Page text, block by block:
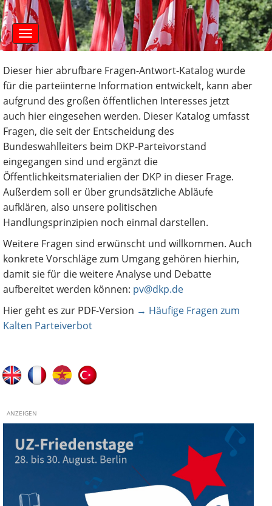
M
a
i
n
e
n
u
S
k
i
p
o
c
o
n
t
e
n
t
Dieser hier abrufbare Fragen-Antwort-Katalog wurde
für die parteiinterne Information entwickelt, kann aber
aufgrund des großen öffentlichen Interesses jetzt
auch hier eingesehen werden. Dieser Katalog umfasst
Fragen, die seit der Entscheidung des
Bundeswahlleiters beim DKP-Parteivorstand
eingegangen sind und ergänzt die
Öffentlichkeitsmaterialien der DKP in dieser Frage.
Außerdem soll er über grundsätzliche Abläufe
aufklären, also unsere politischen
Handlungsprinzipien noch einmal darstellen.
Weitere Fragen sind erwünscht und willkommen. Auch
konkrete Vorschläge zum Umgang gehören hierhin,
damit sie für die weitere Analyse und Debatte
aufbereitet werden können: pv@dkp.de
Hier geht es zur PDF-Version → Häufige Fragen zum
Kalten Parteiverbot
ANZEIGEN